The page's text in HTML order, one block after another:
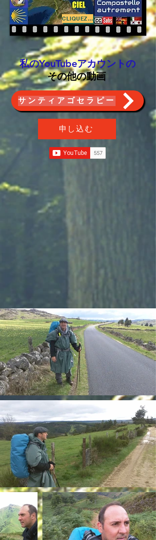
CLIQUEZ ICI
私のYouTubeアカウントの
その他の動画
サンティアゴセラピー
申し込む